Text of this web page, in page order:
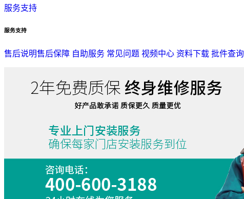
服务支持
服务支持
售后说明售后保障 自助服务 常见问题 视频中心 资料下载 批件查询